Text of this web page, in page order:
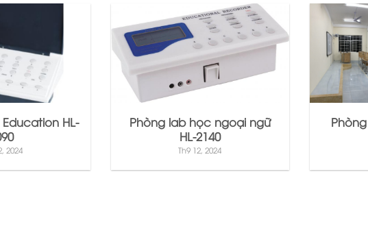
HL-
2024
Phòng lab học ngoại ngữ
HL-2140
Th9 12, 2024